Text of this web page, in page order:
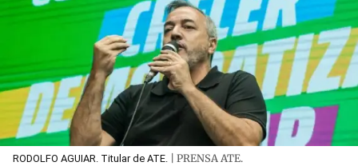
RODOLFO AGUIAR. Titular de ATE. | PRENSA ATE.